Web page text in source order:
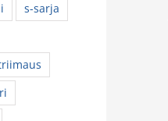
s-sarja